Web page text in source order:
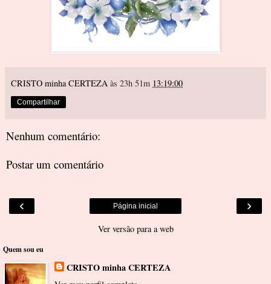
CRISTO minha CERTEZA às 23h 51m 13:19:00
Compartilhar
Nenhum comentário:
Postar um comentário
‹ ›
Página inicial
Ver versão para a web
Quem sou eu
CRISTO minha CERTEZA